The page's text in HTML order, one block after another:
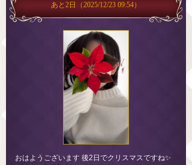
あと2日 （2025/12/23 09:54）
おはようございます 後2日でクリスマスですね✨